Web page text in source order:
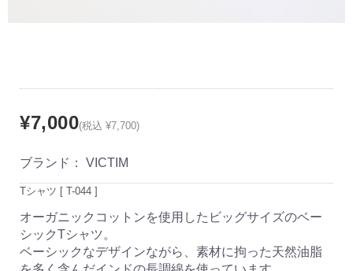
¥7,000(税込 ¥7,700)
ブランド： VICTIM
Tシャツ [ T-044 ]
オーガニックコットンを使用したビッグサイズのベー
シックTシャツ。
ベーシックなデザインながら、素材に拘った天然油脂